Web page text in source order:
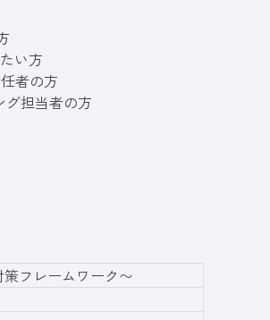
い方
者の方
グ担当者の方
フレームワーク〜